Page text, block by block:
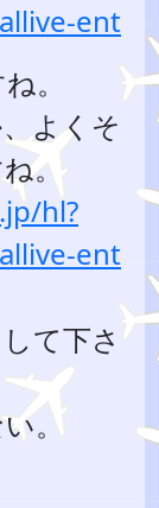
ent
。
よくそ
。
hl?
ent
て下さ
。